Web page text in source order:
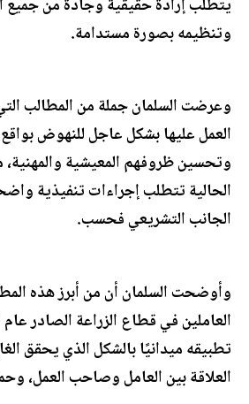
يتطلب إرادة حقيقية وجادة من جميع
وتنظيمه بصورة مستدامة.
وعرضت السلمان جملة من المطالب
العمل عليها بشكل عاجل للنهوض بواقع
وتحسين ظروفهم المعيشية والمهنية،
الحالية تتطلب إجراءات تنفيذية
الجانب التشريعي فحسب.
وأوضحت السلمان أن من أبرز هذه
تطبيقه ميدانيًا بالشكل الذي يحقق
العلاقة بين العامل وصاحب العمل،